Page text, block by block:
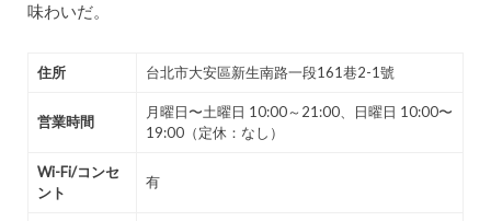
味わいだ。
住所 台北市大安區新生南路一段161巷2-1號
営業時間
月曜日〜土曜日 10:00～21:00、日曜日 10:00〜
19:00（定休：なし）
Wi-Fi/コンセ
ント
有